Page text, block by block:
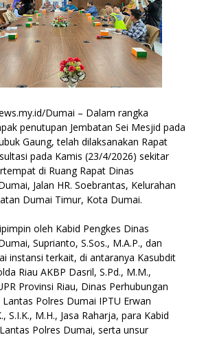
Dumai – Dalam rangka
penutupan Jembatan Sei Mesjid pada
Gaung, telah dilaksanakan Rapat
pada Kamis (23/4/2026) sekitar
di Ruang Rapat Dinas
Jalan HR. Soebrantas, Kelurahan
Dumai Timur, Kota Dumai.
oleh Kabid Pengkes Dinas
Suprianto, S.Sos., M.A.P., dan
instansi terkait, di antaranya Kasubdit
Riau AKBP Dasril, S.Pd., M.M.,
Provinsi Riau, Dinas Perhubungan
Polres Dumai IPTU Erwan
S.I.K., M.H., Jasa Raharja, para Kabid
Polres Dumai, serta unsur